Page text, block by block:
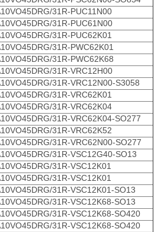
31R-PUC11N00
31R-PUC61N00
31R-PUC62K01
31R-PWC62K01
31R-PWC62K68
31R-VRC12H00
31R-VRC12N00-S3058
31R-VRC62K01
31R-VRC62K04
31R-VRC62K04-SO277
31R-VRC62K52
31R-VRC62N00-SO277
31R-VSC12G40-SO13
31R-VSC12K01
31R-VSC12K01
31R-VSC12K01-SO13
31R-VSC12K68-SO13
31R-VSC12K68-SO420
31R-VSC12K68-SO420